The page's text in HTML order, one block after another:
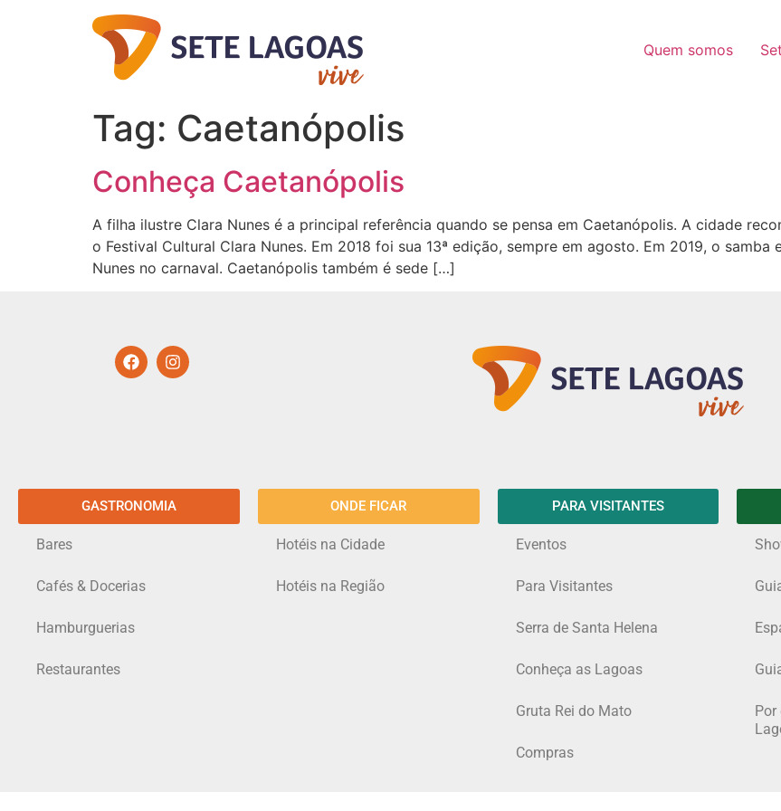
Quem somos
Tag: Caetanópolis
Conheça Caetanópolis
A filha ilustre Clara Nunes é a principal referência quando se pensa em Caetanópolis. A cidade
o Festival Cultural Clara Nunes. Em 2018 foi sua 13ª edição, sempre em agosto. Em 2019, o
Nunes no carnaval. Caetanópolis também é sede […]
GASTRONOMIA
Bares
Cafés & Docerias
Hamburguerias
Restaurantes
ONDE FICAR
Hotéis na Cidade
Hotéis na Região
PARA VISITANTES
Eventos
Para Visitantes
Serra de Santa Helena
Conheça as Lagoas
Gruta Rei do Mato
Compras